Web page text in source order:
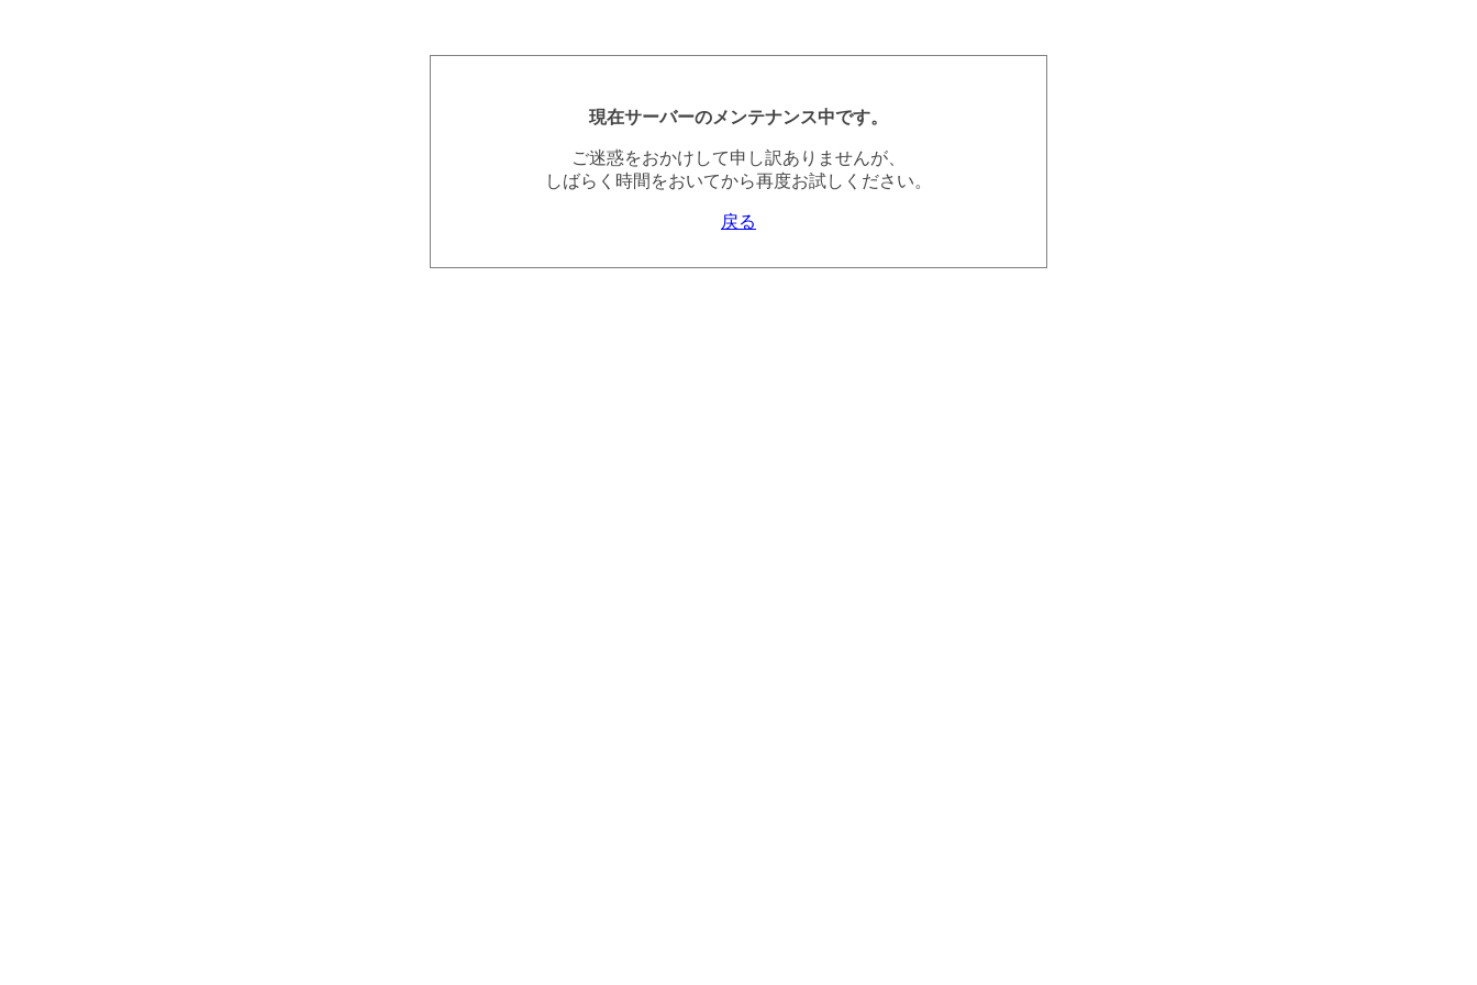
現在サーバーのメンテナンス中です。
ご迷惑をおかけして申し訳ありませんが、
しばらく時間をおいてから再度お試しください。
戻る